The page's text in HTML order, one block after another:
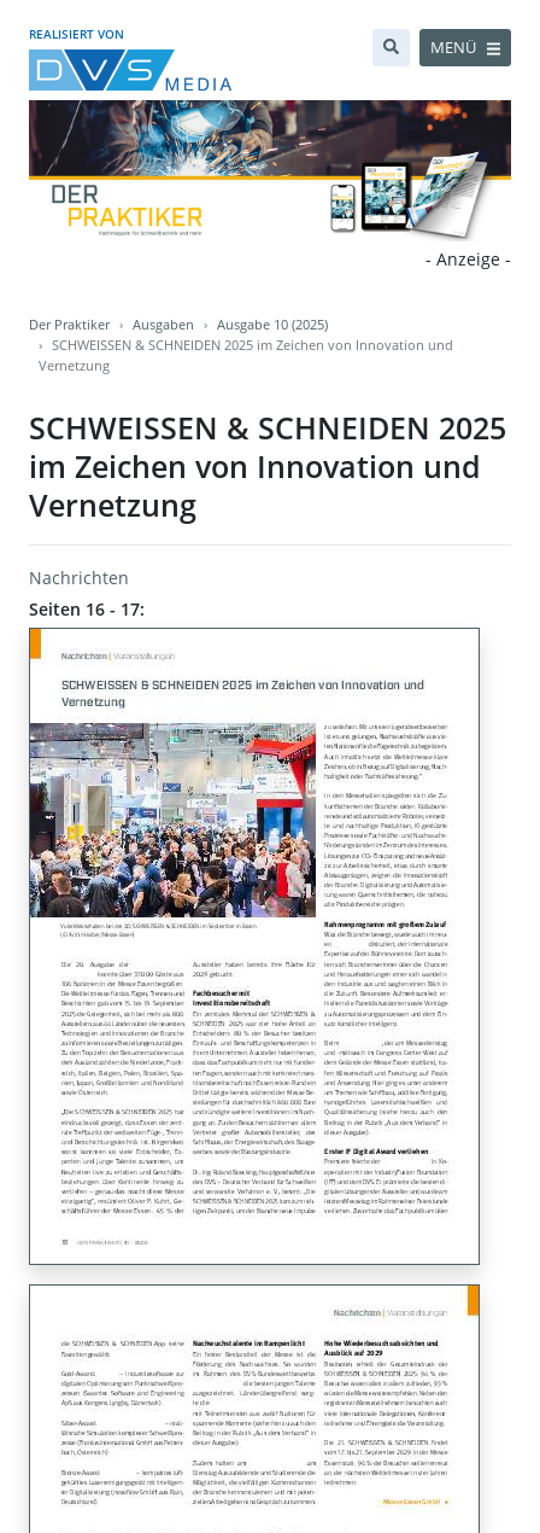
REALISIERT VON
MENÜ
- Anzeige -
Der Praktiker Ausgaben
Ausgabe 10 (2025)
SCHWEISSEN & SCHNEIDEN 2025 im Zeichen von Innovation und
Vernetzung
SCHWEISSEN & SCHNEIDEN 2025
im Zeichen von Innovation und
Vernetzung
Nachrichten
Seiten 16 - 17: